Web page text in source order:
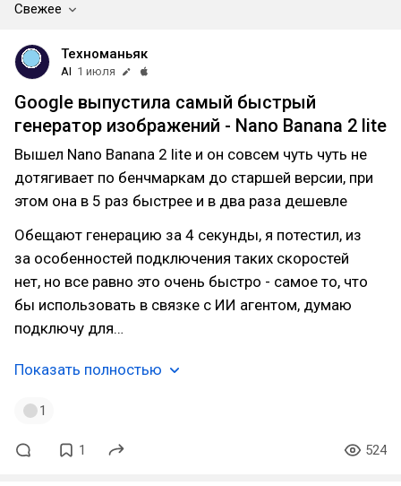
Свежее
Техноманьяк
AI 1 июля
Google выпустила самый быстрый
генератор изображений - Nano Banana 2 lite
Вышел Nano Banana 2 lite и он совсем чуть чуть не
дотягивает по бенчмаркам до старшей версии, при
этом она в 5 раз быстрее и в два раза дешевле
Обещают генерацию за 4 секунды, я потестил, из
за особенностей подключения таких скоростей
нет, но все равно это очень быстро - самое то, что
бы использовать в связке с ИИ агентом, думаю
подключу для…
Показать полностью
1
1 524